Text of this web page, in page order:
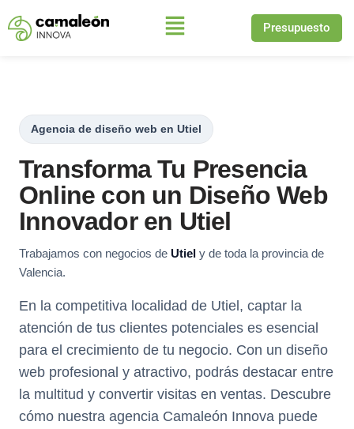
Saltar
Presupuesto
Agencia de diseño web en Utiel
Transforma Tu Presencia
Online con un Diseño Web
Innovador en Utiel
Trabajamos con negocios de Utiel y de toda la provincia de
Valencia.
En la competitiva localidad de Utiel, captar la
atención de tus clientes potenciales es esencial
para el crecimiento de tu negocio. Con un diseño
web profesional y atractivo, podrás destacar entre
la multitud y convertir visitas en ventas. Descubre
cómo nuestra agencia Camaleón Innova puede